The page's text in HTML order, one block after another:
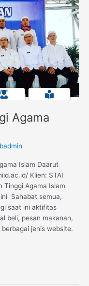
Agama
Islam Daarut
Klien: STAI
Tinggi Agama Islam
Sahabat semua,
saat ini aktifitas
beli, pesan makanan,
jenis website.